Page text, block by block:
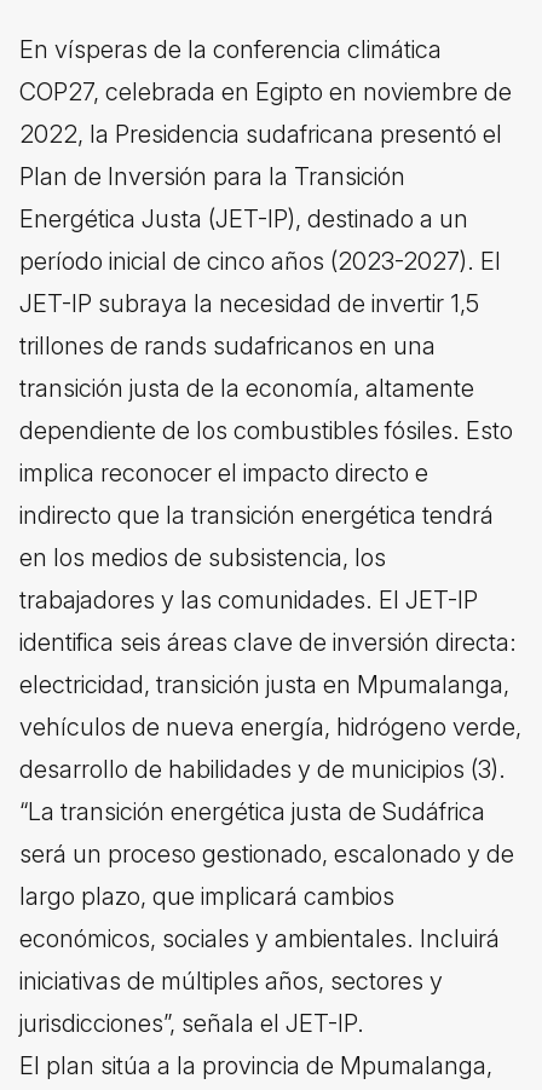
En vísperas de la conferencia climática
COP27, celebrada en Egipto en noviembre de
2022, la Presidencia sudafricana presentó el
Plan de Inversión para la Transición
Energética Justa (JET-IP), destinado a un
período inicial de cinco años (2023-2027). El
JET-IP subraya la necesidad de invertir 1,5
trillones de rands sudafricanos en una
transición justa de la economía, altamente
dependiente de los combustibles fósiles. Esto
implica reconocer el impacto directo e
indirecto que la transición energética tendrá
en los medios de subsistencia, los
trabajadores y las comunidades. El JET-IP
identifica seis áreas clave de inversión directa:
electricidad, transición justa en Mpumalanga,
vehículos de nueva energía, hidrógeno verde,
desarrollo de habilidades y de municipios (3).
“La transición energética justa de Sudáfrica
será un proceso gestionado, escalonado y de
largo plazo, que implicará cambios
económicos, sociales y ambientales. Incluirá
iniciativas de múltiples años, sectores y
jurisdicciones”, señala el JET-IP.
El plan sitúa a la provincia de Mpumalanga,